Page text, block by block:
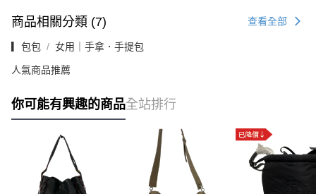
商品相關分類 (7) 查看全部
▎包包 女用｜手拿．手提包
人氣商品推薦
你可能有興趣的商品全站排行